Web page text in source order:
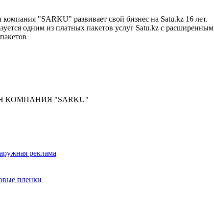
"SARKU" развивает свой бизнес на Satu.kz 16 лет.
одним из платных пакетов услуг Satu.kz с
КОМПАНИЯ "SARKU"
вывесок - Наружная реклама
пленки